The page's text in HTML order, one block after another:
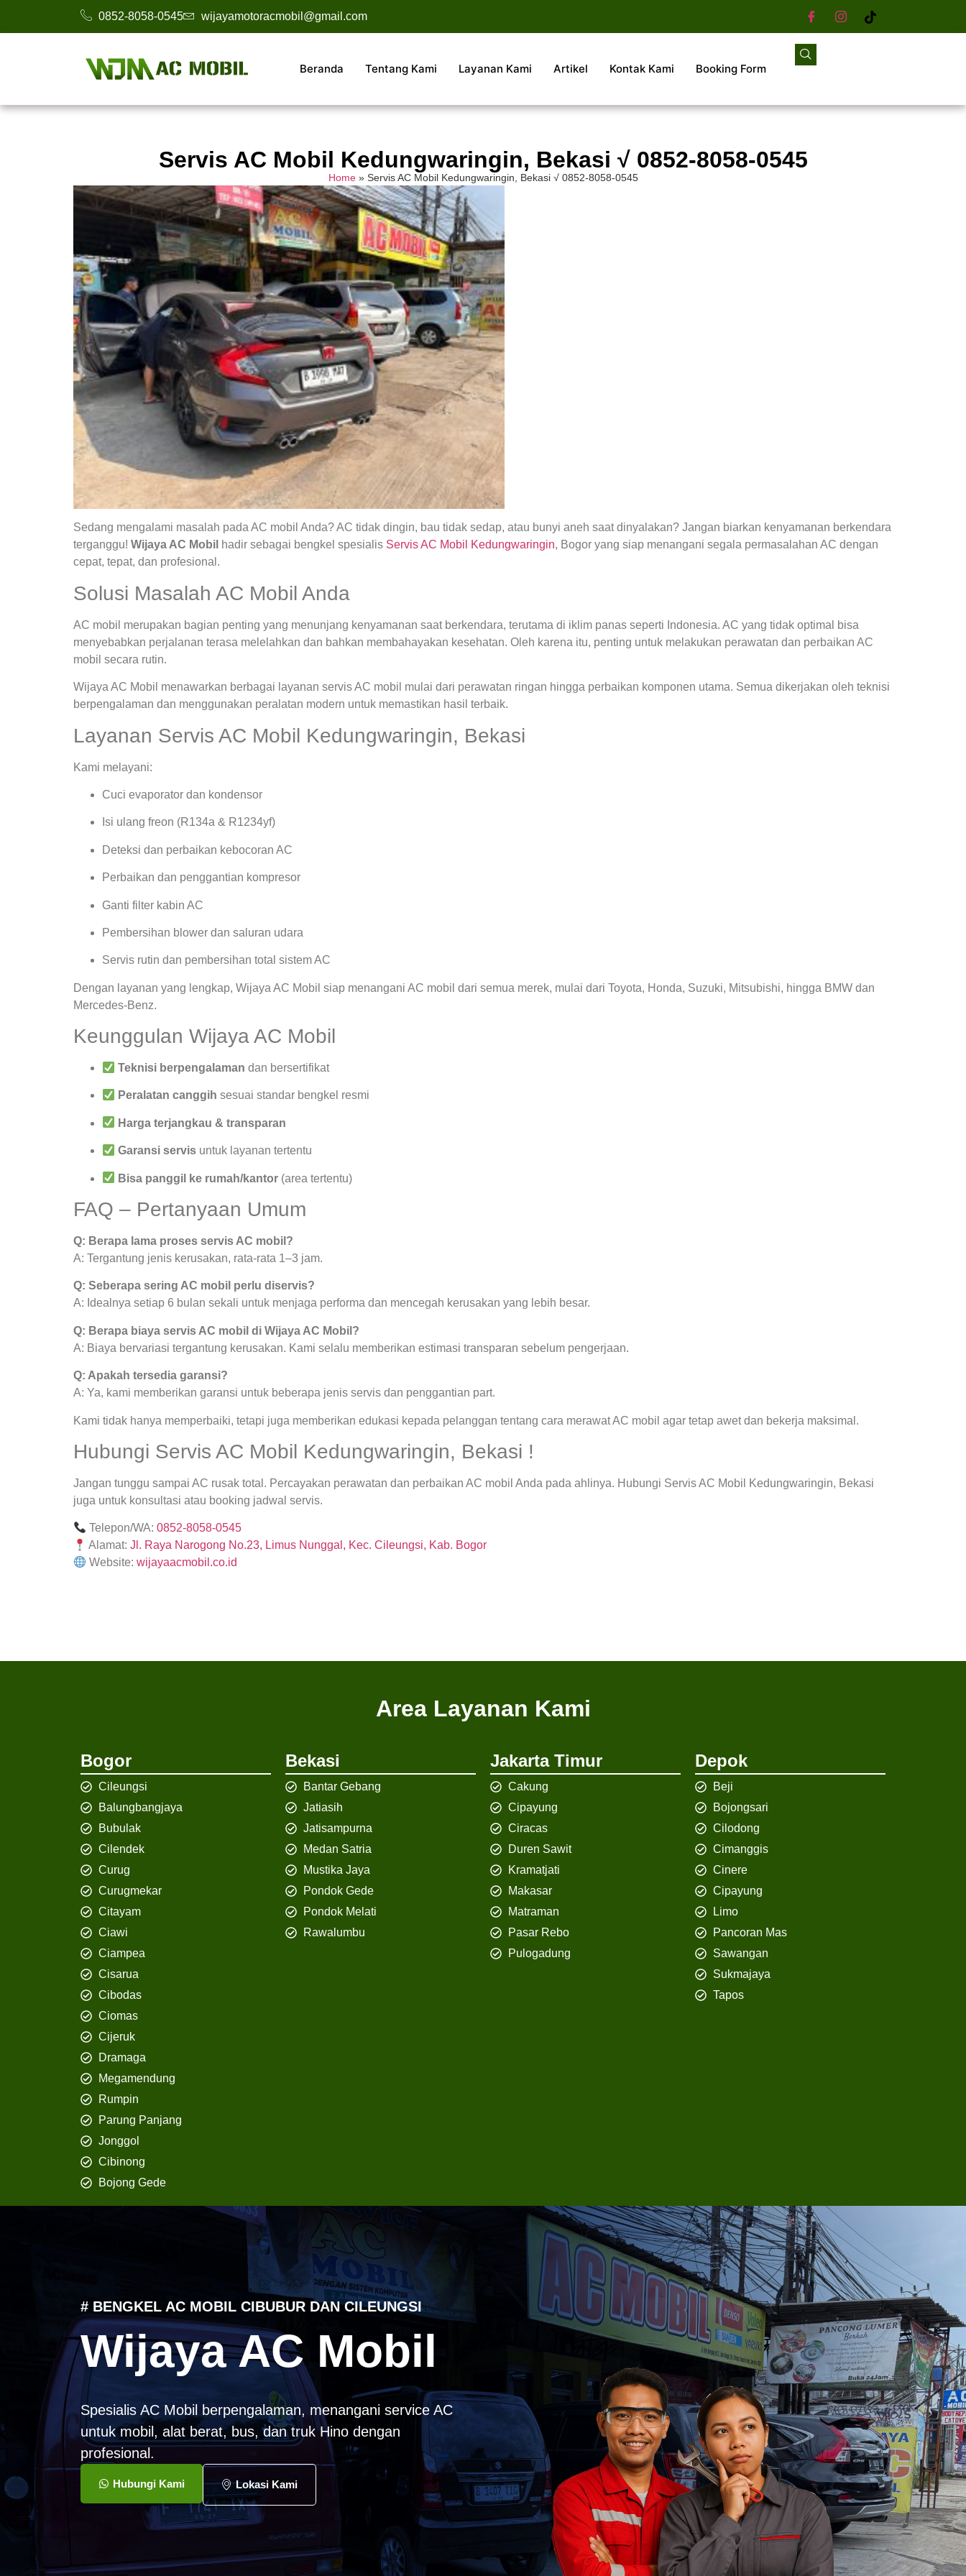
0852-8058-0545 wijayamotoracmobil@gmail.com
Beranda Tentang Kami Layanan Kami Artikel Kontak Kami Booking Form
Servis AC Mobil Kedungwaringin, Bekasi √ 0852-8058-0545
Home» Servis AC Mobil Kedungwaringin, Bekasi √ 0852-8058-0545
Sedang mengalami masalah pada AC mobil Anda? AC tidak dingin, bau tidak sedap, atau bunyi aneh saat dinyalakan? Jangan biarkan kenyamanan berkendara
terganggu! Wijaya AC Mobil hadir sebagai bengkel spesialis Servis AC Mobil Kedungwaringin, Bogor yang siap menangani segala permasalahan AC dengan
cepat, tepat, dan profesional.
Solusi Masalah AC Mobil Anda
AC mobil merupakan bagian penting yang menunjang kenyamanan saat berkendara, terutama di iklim panas seperti Indonesia. AC yang tidak optimal bisa
menyebabkan perjalanan terasa melelahkan dan bahkan membahayakan kesehatan. Oleh karena itu, penting untuk melakukan perawatan dan perbaikan AC
mobil secara rutin.
Wijaya AC Mobil menawarkan berbagai layanan servis AC mobil mulai dari perawatan ringan hingga perbaikan komponen utama. Semua dikerjakan oleh teknisi
berpengalaman dan menggunakan peralatan modern untuk memastikan hasil terbaik.
Layanan Servis AC Mobil Kedungwaringin, Bekasi
Kami melayani:
Cuci evaporator dan kondensor
Isi ulang freon (R134a & R1234yf)
Deteksi dan perbaikan kebocoran AC
Perbaikan dan penggantian kompresor
Ganti filter kabin AC
Pembersihan blower dan saluran udara
Servis rutin dan pembersihan total sistem AC
Dengan layanan yang lengkap, Wijaya AC Mobil siap menangani AC mobil dari semua merek, mulai dari Toyota, Honda, Suzuki, Mitsubishi, hingga BMW dan
Mercedes-Benz.
Keunggulan Wijaya AC Mobil
Teknisi berpengalaman dan bersertifikat
Peralatan canggih sesuai standar bengkel resmi
Harga terjangkau & transparan
Garansi servis untuk layanan tertentu
Bisa panggil ke rumah/kantor (area tertentu)
FAQ – Pertanyaan Umum
Q: Berapa lama proses servis AC mobil?
A: Tergantung jenis kerusakan, rata-rata 1–3 jam.
Q: Seberapa sering AC mobil perlu diservis?
A: Idealnya setiap 6 bulan sekali untuk menjaga performa dan mencegah kerusakan yang lebih besar.
Q: Berapa biaya servis AC mobil di Wijaya AC Mobil?
A: Biaya bervariasi tergantung kerusakan. Kami selalu memberikan estimasi transparan sebelum pengerjaan.
Q: Apakah tersedia garansi?
A: Ya, kami memberikan garansi untuk beberapa jenis servis dan penggantian part.
Kami tidak hanya memperbaiki, tetapi juga memberikan edukasi kepada pelanggan tentang cara merawat AC mobil agar tetap awet dan bekerja maksimal.
Hubungi Servis AC Mobil Kedungwaringin, Bekasi !
Jangan tunggu sampai AC rusak total. Percayakan perawatan dan perbaikan AC mobil Anda pada ahlinya. Hubungi Servis AC Mobil Kedungwaringin, Bekasi
juga untuk konsultasi atau booking jadwal servis.
Telepon/WA:0852-8058-0545
Alamat:Jl. Raya Narogong No.23, Limus Nunggal, Kec. Cileungsi, Kab. Bogor
Website:wijayaacmobil.co.id
Area Layanan Kami
Bogor
Cileungsi
Balungbangjaya
Bubulak
Cilendek
Curug
Curugmekar
Citayam
Ciawi
Ciampea
Cisarua
Cibodas
Ciomas
Cijeruk
Dramaga
Megamendung
Rumpin
Parung Panjang
Jonggol
Cibinong
Bojong Gede
Bekasi
Bantar Gebang
Jatiasih
Jatisampurna
Medan Satria
Mustika Jaya
Pondok Gede
Pondok Melati
Rawalumbu
Jakarta Timur
Cakung
Cipayung
Ciracas
Duren Sawit
Kramatjati
Makasar
Matraman
Pasar Rebo
Pulogadung
Depok
Beji
Bojongsari
Cilodong
Cimanggis
Cinere
Cipayung
Limo
Pancoran Mas
Sawangan
Sukmajaya
Tapos
# BENGKEL AC MOBIL CIBUBUR DAN CILEUNGSI
Wijaya AC Mobil
Spesialis AC Mobil berpengalaman, menangani service AC
untuk mobil, alat berat, bus, dan truk Hino dengan
profesional.
Hubungi Kami Lokasi Kami